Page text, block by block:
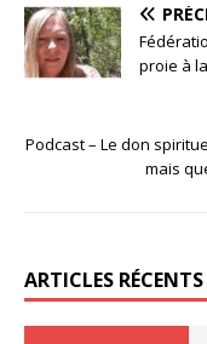
proie à
Podcast – Le don
mais
ARTICLES RÉCENTS